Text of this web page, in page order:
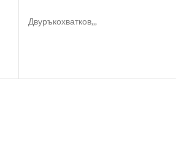
Двуръкохватков,,,